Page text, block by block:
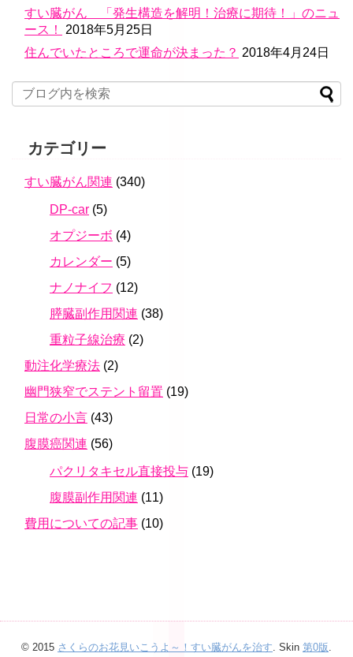
すい臓がん 「発生構造を解明！治療に期待！」のニュ
ース！
2018年5月25日
住んでいたところで運命が決まった？ 2018年4月24日
カテゴリー
すい臓がん関連 (340)
DP-car (5)
オプジーボ (4)
カレンダー (5)
ナノナイフ (12)
膵臓副作用関連 (38)
重粒子線治療 (2)
動注化学療法 (2)
幽門狭窄でステント留置 (19)
日常の小言 (43)
腹膜癌関連 (56)
パクリタキセル直接投与 (19)
腹膜副作用関連 (11)
費用についての記事 (10)
© 2015 さくらのお花見いこうよ～！すい臓がんを治す . Skin 第0版